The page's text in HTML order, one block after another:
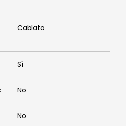
Cablato
Sì
: No
No